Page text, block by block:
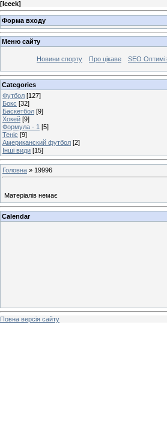
[Iceek]
Форма входу
Меню сайту
Новини спорту Про цікаве SEO
Categories
Футбол [127]
Бокс [32]
Баскетбол [9]
Хокей [9]
Формула - 1 [5]
Теніс [9]
Американский футбол [2]
Інші види [15]
Головна » 19996
Матеріалів немає
Calendar
Повна версія сайту